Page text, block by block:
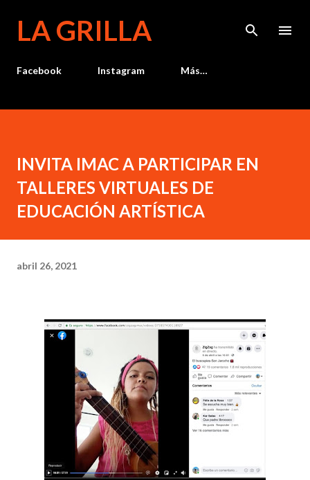
LA GRILLA
Facebook Instagram Más…
INVITA IMAC A PARTICIPAR EN
TALLERES VIRTUALES DE
EDUCACIÓN ARTÍSTICA
abril 26, 2021